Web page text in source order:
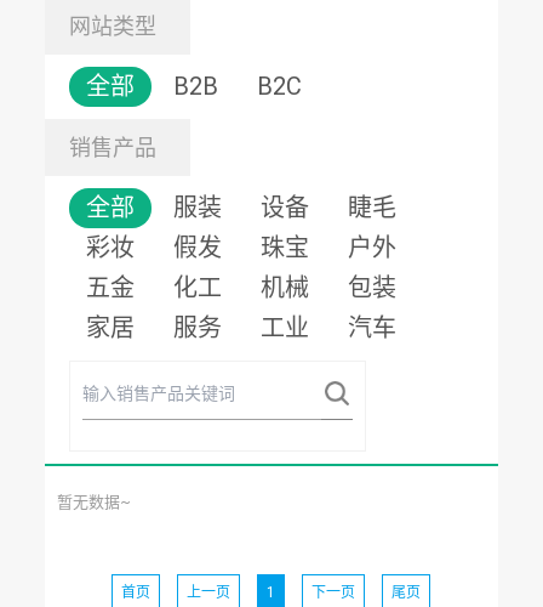
网站类型
全部 B2B B2C
销售产品
全部 服装 设备
睫毛
彩妆
假发 珠宝
户外
五金
化工 机械
包装
家居
服务 工业 汽车
暂无数据~
首页 上一页 1 下一页 尾页